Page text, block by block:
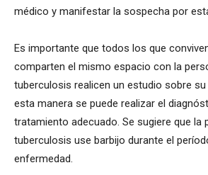
médico y manifestar la sospecha por
Es importante que todos los que
comparten el mismo espacio con la
tuberculosis realicen un estudio sobre su
esta manera se puede realizar el
tratamiento adecuado. Se sugiere que la
tuberculosis use barbijo durante el
enfermedad.